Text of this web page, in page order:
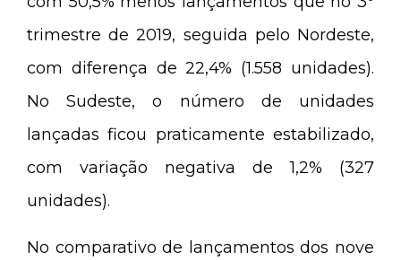
trimestre de 2019, seguida pelo Nordeste,
com diferença de 22,4% (1.558 unidades).
No Sudeste, o número de unidades
lançadas ficou praticamente estabilizado,
com variação negativa de 1,2% (327
unidades).
No comparativo de lançamentos dos nove